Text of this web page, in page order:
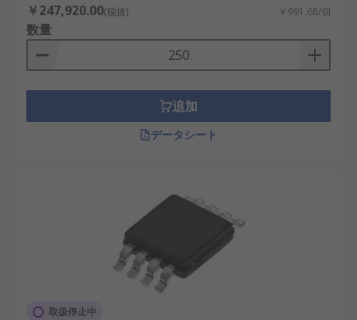
￥247,920.00(税抜) ￥991.68/個
数量
追加
データシート
取扱停止中